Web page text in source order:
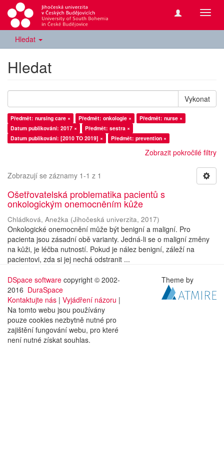
Hledat
Hledat
Vykonat
Předmět: nursing care × Předmět: onkologie ×
Předmět: nurse ×
Datum publikování: 2017 ×
Předmět: sestra ×
Datum publikování: [2010 TO 2019] ×
Předmět: prevention ×
Zobrazit pokročilé filtry
Zobrazují se záznamy 1-1 z 1
Ošetřovatelská problematika pacientů s
onkologickým onemocněním kůže
Chládková, Anežka (Jihočeská univerzita, 2017)
Onkologické onemocnění může být benigní a maligní. Pro
pacienta jsou zásadní obě varianty. Jedná-li se o maligní změny
na kůži, je léčba nutností. Pokud je nález benigní, záleží na
pacientovi, zda si jej nechá odstranit ...
DSpace software copyright © 2002-
2016 DuraSpace
Kontaktujte nás | Vyjádření názoru |
Na tomto webu jsou používány
pouze cookies nezbytně nutné pro
zajištění fungování webu, pro které
není nutné získat souhlas.
Theme by